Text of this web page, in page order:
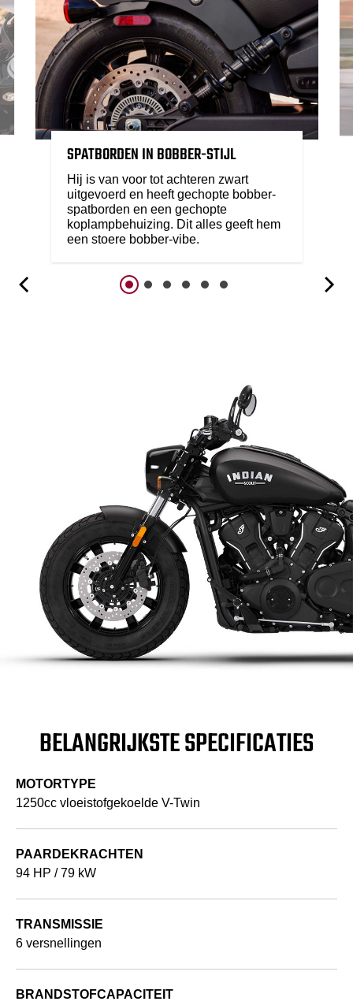
SPATBORDEN IN BOBBER-STIJL
Hij is van voor tot achteren zwart
uitgevoerd en heeft gechopte bobber-
spatborden en een gechopte
koplampbehuizing. Dit alles geeft hem
een stoere bobber-vibe.
BELANGRIJKSTE SPECIFICATIES
MOTORTYPE
1250cc vloeistofgekoelde V-Twin
PAARDEKRACHTEN
94 HP / 79 kW
TRANSMISSIE
6 versnellingen
BRANDSTOFCAPACITEIT